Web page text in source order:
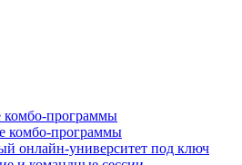
программы
комбо-программы
онлайн-университет под ключ